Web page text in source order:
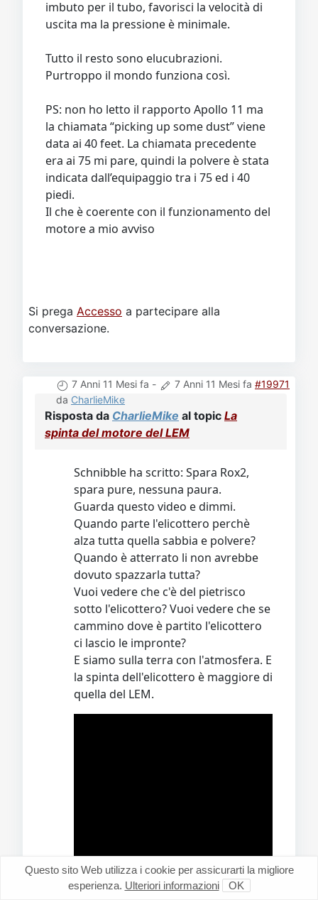
imbuto per il tubo, favorisci la velocità di
uscita ma la pressione è minimale.
Tutto il resto sono elucubrazioni.
Purtroppo il mondo funziona così.
PS: non ho letto il rapporto Apollo 11 ma
la chiamata “picking up some dust” viene
data ai 40 feet. La chiamata precedente
era ai 75 mi pare, quindi la polvere è stata
indicata dall’equipaggio tra i 75 ed i 40
piedi.
Il che è coerente con il funzionamento del
motore a mio avviso
Si prega Accesso a partecipare alla
conversazione.
7 Anni 11 Mesi fa - 7 Anni 11 Mesi fa #19971
da CharlieMike
Risposta da CharlieMike al topic La
spinta del motore del LEM
Schnibble ha scritto: Spara Rox2,
spara pure, nessuna paura.
Guarda questo video e dimmi.
Quando parte l'elicottero perchè
alza tutta quella sabbia e polvere?
Quando è atterrato li non avrebbe
dovuto spazzarla tutta?
Vuoi vedere che c'è del pietrisco
sotto l'elicottero? Vuoi vedere che se
cammino dove è partito l'elicottero
ci lascio le impronte?
E siamo sulla terra con l'atmosfera. E
la spinta dell'elicottero è maggiore di
quella del LEM.
Questo sito Web utilizza i cookie per assicurarti la migliore
esperienza. Ulteriori informazioni OK